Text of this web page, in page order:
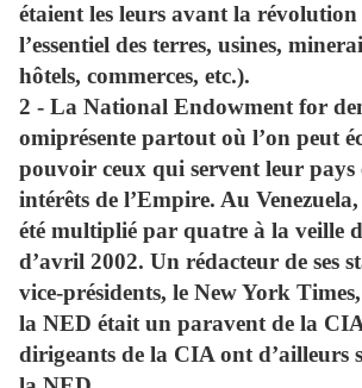
étaient les leurs avant la révolution
l’essentiel des terres, usines,
hôtels, commerces, etc.).
2 - La National Endowment for
omiprésente partout où l’on peut
pouvoir ceux qui servent leur pays
intérêts de l’Empire. Au
été multiplié par quatre à la veille
d’avril 2002. Un rédacteur de ses
vice-présidents, le New York
la NED était un paravent de la
dirigeants de la CIA ont d’ailleurs